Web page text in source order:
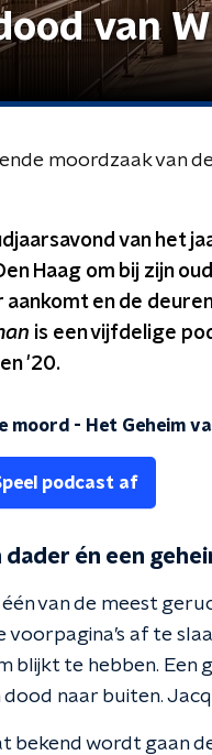
van
moordzaak van
van het
Haag om bij zijn
aankomt en de
is een vijfdelige
'20.
moord - Het Geheim
podcast af
dader én een
één van de meest
voorpagina’s af te
blijkt te hebben. Een
dood naar buiten.
bekend wordt gaan